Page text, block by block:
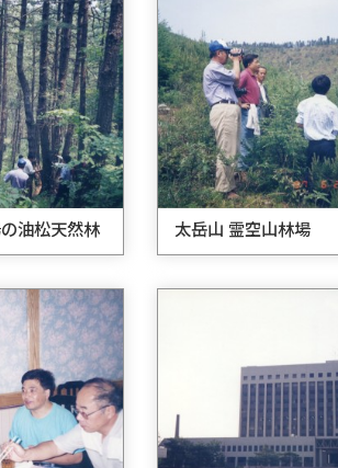
油松天然林 太岳山 霊空山林場